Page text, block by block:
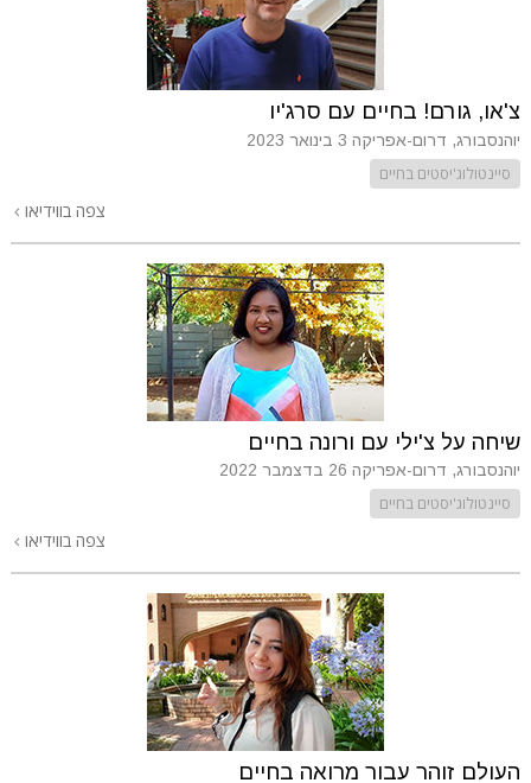
צ'או, גורם! בחיים עם סרג'יו
יוהנסבורג, דרום-אפריקה 3 בינואר 2023
סיינטולוג'יסטים בחיים
צפה בווידיאו
שיחה על צ'ילי עם ורונה בחיים
יוהנסבורג, דרום-אפריקה 26 בדצמבר 2022
סיינטולוג'יסטים בחיים
צפה בווידיאו
העולם זוהר עבור מרואה בחיים